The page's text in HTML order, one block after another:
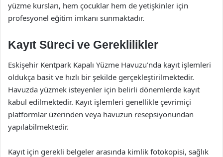
yüzme kursları, hem çocuklar hem de yetişkinler için
profesyonel eğitim imkanı sunmaktadır.
Kayıt Süreci ve Gereklilikler
Eskişehir Kentpark Kapalı Yüzme Havuzu’nda kayıt işlemleri
oldukça basit ve hızlı bir şekilde gerçekleştirilmektedir.
Havuzda yüzmek isteyenler için belirli dönemlerde kayıt
kabul edilmektedir. Kayıt işlemleri genellikle çevrimiçi
platformlar üzerinden veya havuzun resepsiyonundan
yapılabilmektedir.
Kayıt için gerekli belgeler arasında kimlik fotokopisi, sağlık